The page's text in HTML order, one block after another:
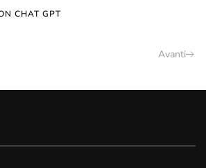
CHAT GPT
Avanti